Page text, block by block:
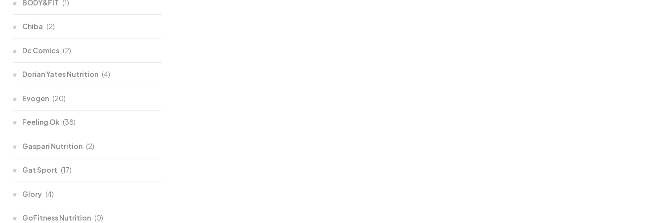
BODY&FIT (1)
Chiba (2)
Dc Comics (2)
Dorian Yates Nutrition (4)
Evogen (20)
Feeling Ok (38)
Gaspari Nutrition (2)
Gat Sport (17)
Glory (4)
GoFitness Nutrition (0)